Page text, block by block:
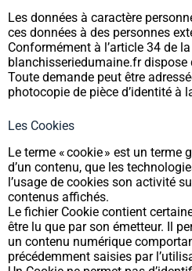
Les données à caractère
ces données à des personnes
Conformément à l’article 34 de
blanchisseriedumaine.fr dispose
Toute demande peut être
photocopie de pièce d’identité à
Les Cookies
Le terme « cookie » est un
d’un contenu, que les
l’usage de cookies son activité
contenus affichés.
Le fichier Cookie contient
être lu que par son émetteur. Il
un contenu numérique
précédemment saisies par